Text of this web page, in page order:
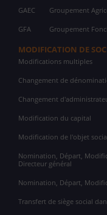
GAEC Groupement
GFA Groupement
MODIFICATION DE
Modifications multiples
Changement de
Changement
Modification du capital
Modification de l'objet
Nomination, Départ,
Directeur général
Nomination, Départ,
Transfert de siège social